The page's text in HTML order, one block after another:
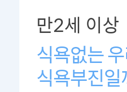
만2세 이상
식욕없는
식욕부진일